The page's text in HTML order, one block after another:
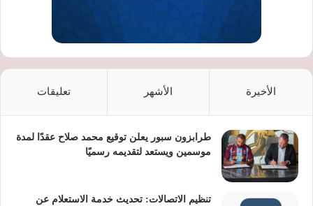
الأخيرة الأشهر تعليقات
طرابزون سبور يعلن توقيع محمد صلاح عقدًا لمدة
موسمين ويستعد لتقديمه رسميًا
تنظيم الاتصالات: تحديث خدمة الاستعلام عن